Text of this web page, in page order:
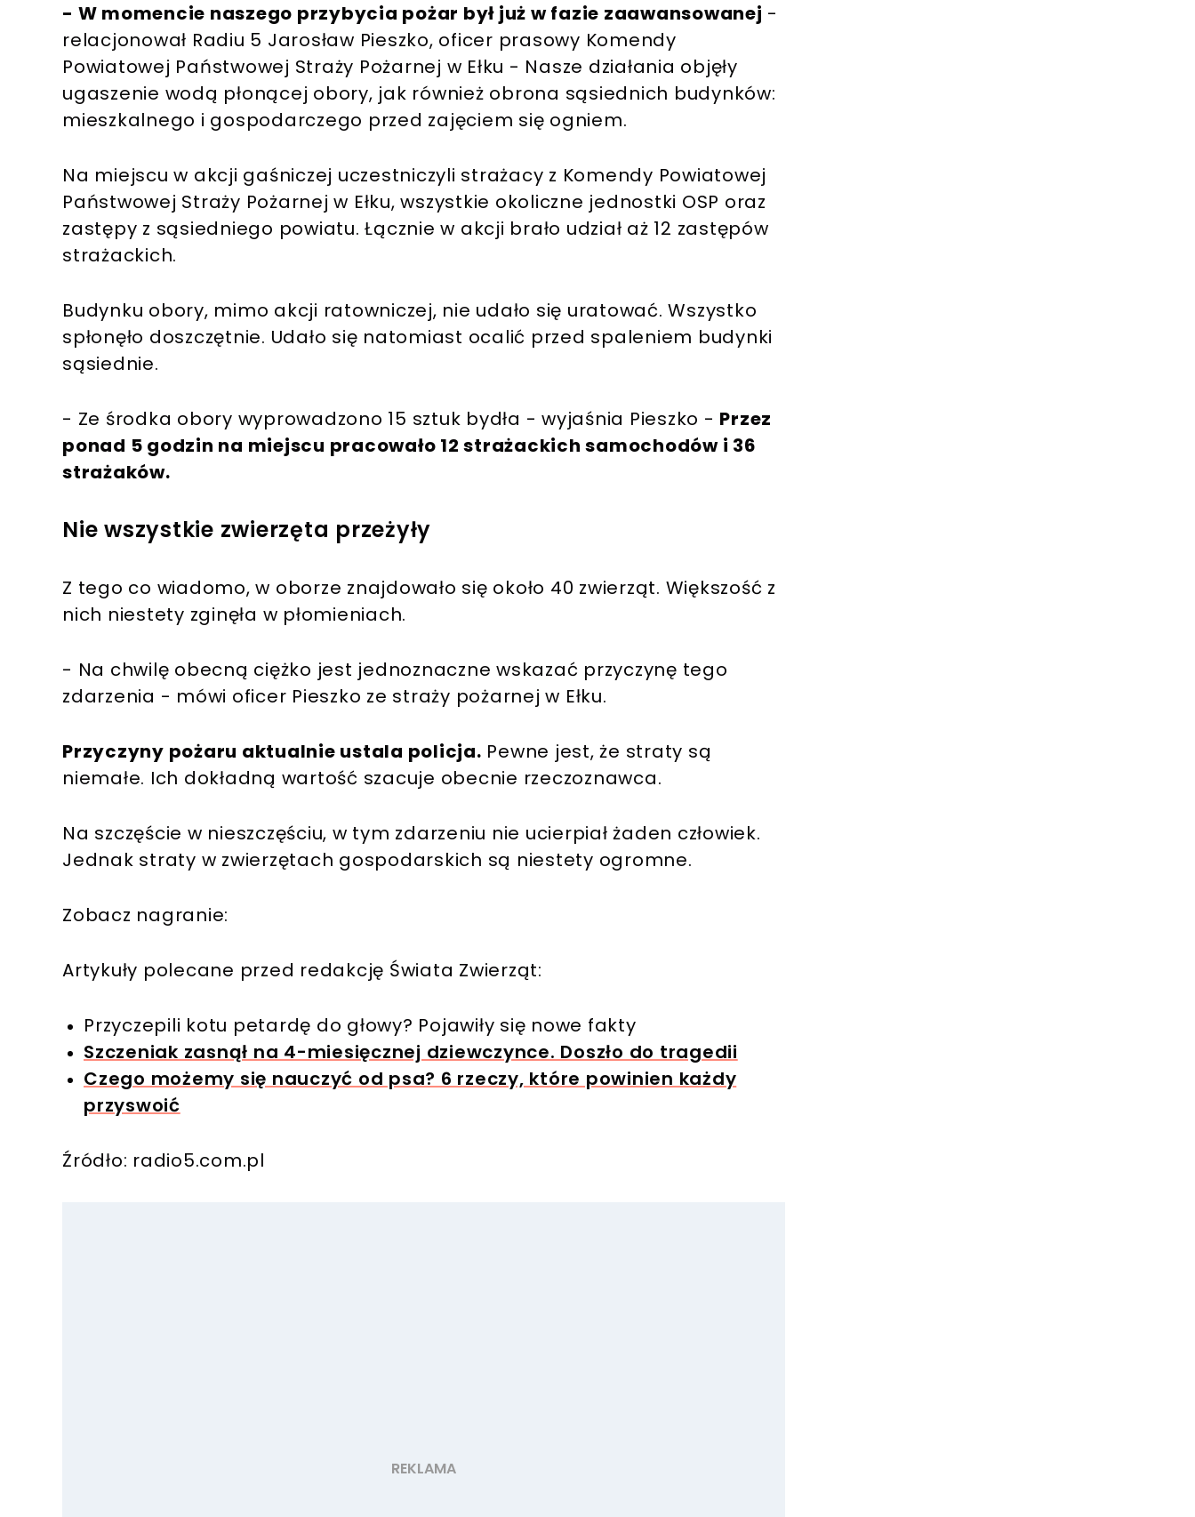
- W momencie naszego przybycia pożar był już w fazie zaawansowanej -
relacjonował Radiu 5 Jarosław Pieszko, oficer prasowy Komendy
Powiatowej Państwowej Straży Pożarnej w Ełku - Nasze działania objęły
ugaszenie wodą płonącej obory, jak również obrona sąsiednich budynków:
mieszkalnego i gospodarczego przed zajęciem się ogniem.
Na miejscu w akcji gaśniczej uczestniczyli strażacy z Komendy Powiatowej
Państwowej Straży Pożarnej w Ełku, wszystkie okoliczne jednostki OSP oraz
zastępy z sąsiedniego powiatu. Łącznie w akcji brało udział aż 12 zastępów
strażackich.
Budynku obory, mimo akcji ratowniczej, nie udało się uratować. Wszystko
spłonęło doszczętnie. Udało się natomiast ocalić przed spaleniem budynki
sąsiednie.
- Ze środka obory wyprowadzono 15 sztuk bydła - wyjaśnia Pieszko - Przez
ponad 5 godzin na miejscu pracowało 12 strażackich samochodów i 36
strażaków.
Nie wszystkie zwierzęta przeżyły
Z tego co wiadomo, w oborze znajdowało się około 40 zwierząt. Większość z
nich niestety zginęła w płomieniach.
- Na chwilę obecną ciężko jest jednoznaczne wskazać przyczynę tego
zdarzenia - mówi oficer Pieszko ze straży pożarnej w Ełku.
Przyczyny pożaru aktualnie ustala policja. Pewne jest, że straty są
niemałe. Ich dokładną wartość szacuje obecnie rzeczoznawca.
Na szczęście w nieszczęściu, w tym zdarzeniu nie ucierpiał żaden człowiek.
Jednak straty w zwierzętach gospodarskich są niestety ogromne.
Zobacz nagranie:
Artykuły polecane przed redakcję Świata Zwierząt:
Przyczepili kotu petardę do głowy? Pojawiły się nowe fakty
Szczeniak zasnął na 4-miesięcznej dziewczynce. Doszło do tragedii
Czego możemy się nauczyć od psa? 6 rzeczy, które powinien każdy
przyswoić
Źródło: radio5.com.pl